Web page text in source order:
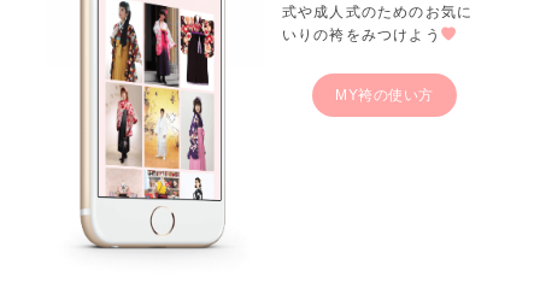
式や成人式のためのお気に
いりの袴をみつけよう
MY袴の使い方